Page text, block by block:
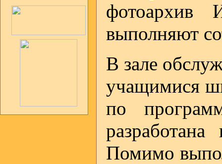
фотоархив
выполняют
В зале
учащимися
по
Помимо